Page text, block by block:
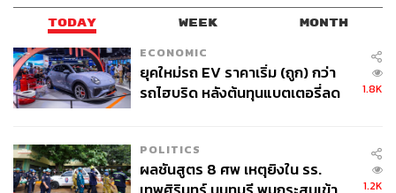
TODAY WEEK MONTH
ECONOMIC
ยุคใหม่รถ EV ราคาเริ่ม (ถูก) กว่า
รถไฮบริด หลังต้นทุนแบตเตอรี่ลด
1.8K
POLITICS
ผลชันสูตร 8 ศพ เหตุยิงใน รร.
1.2K